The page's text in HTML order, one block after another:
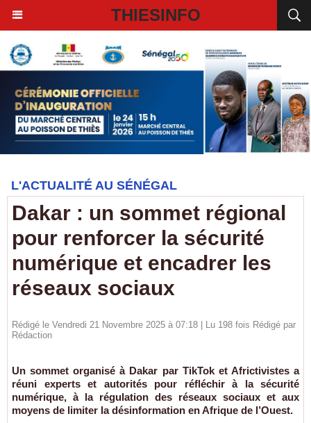
THIESINFO
L'ACTUALITÉ AU SÉNÉGAL
Dakar : un sommet régional
pour renforcer la sécurité
numérique et encadrer les
réseaux sociaux
Rédigé le Vendredi 21 Novembre 2025 à 07:18 | Lu 198 fois Rédigé par
Rédaction
Un sommet organisé à Dakar par TikTok et Africtivistes a
réuni experts et autorités pour réfléchir à la sécurité
numérique, à la régulation des réseaux sociaux et aux
moyens de limiter la désinformation en Afrique de l’Ouest.